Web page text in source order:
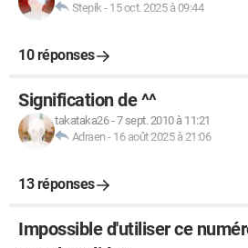
Stepik - 15 oct. 2025 à 09:44
10 réponses
Signification de ^^
takataka26-7 sept. 2010 à 11:21
Adraen- 16 août 2025 à 21:06
13 réponses
Impossible d'utiliser ce